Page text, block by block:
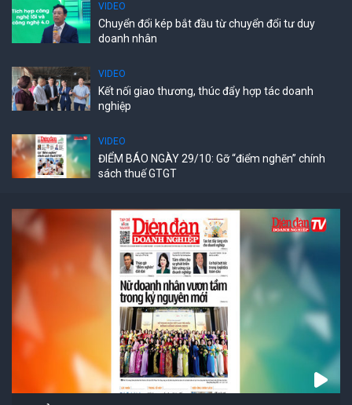
VIDEO
Chuyển đổi kép bắt đầu từ chuyển đổi tư duy
doanh nhân
VIDEO
Kết nối giao thương, thúc đẩy hợp tác doanh
nghiệp
VIDEO
ĐIỂM BÁO NGÀY 29/10: Gỡ “điểm nghẽn” chính
sách thuế GTGT